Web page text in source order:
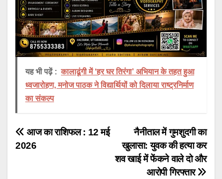
यह भी पढ़ें : कालाढूंगी में ‘हर घर तिरंगा’ अभियान के तहत हुआ
ध्वजारोहण, मनोज पाठक ने विद्यार्थियों को दिलाया राष्ट्रनिर्माण
का संकल्प
Post
नैनीताल में गुमशुदगी का
खुलासा: युवक की हत्या कर
शव खाई में फेंकने वाले दो और
आरोपी गिरफ्तार
आज का राशिफल : 12 मई
2026